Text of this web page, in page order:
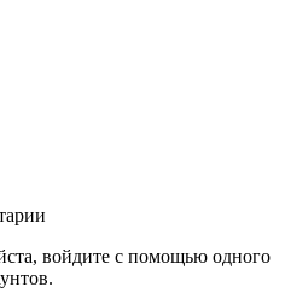
войдите с помощью одного